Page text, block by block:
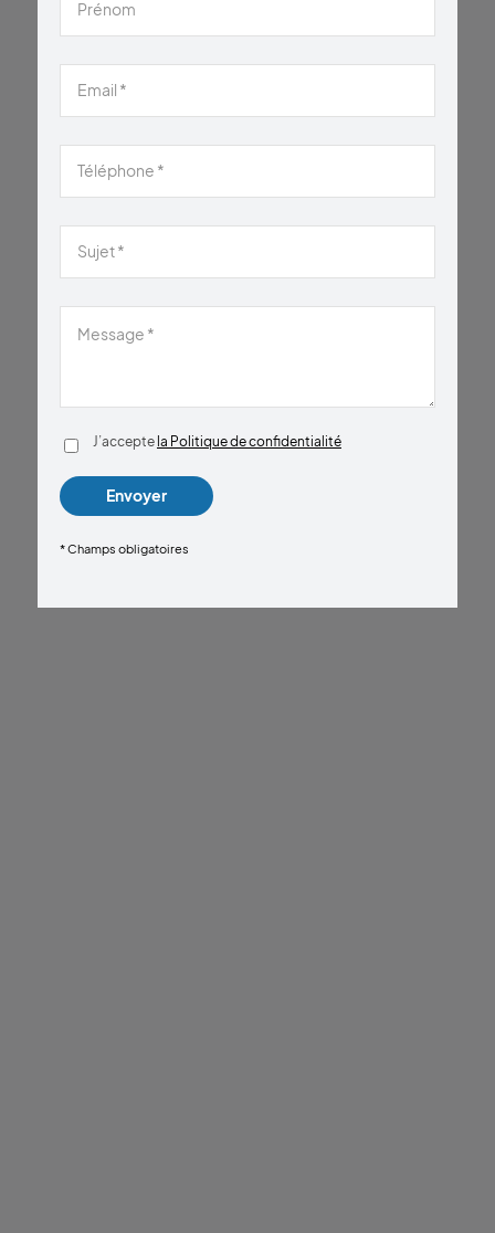
J’accepte la Politique de confidentialité
* Champs obligatoires